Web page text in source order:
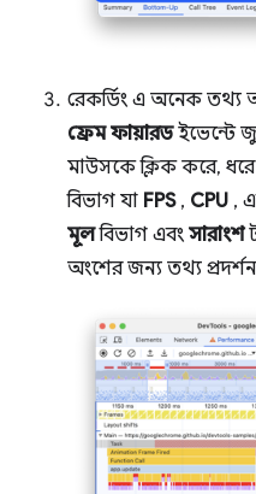
রেকর্ডিং এ অনেক
ফ্রেম ফায়ারডইভেন্টে
মাউসকে ক্লিক করে,
বিভাগ যা FPS, CPU ,
মূলবিভাগ এবং সারাংশ
অংশের জন্য তথ্য